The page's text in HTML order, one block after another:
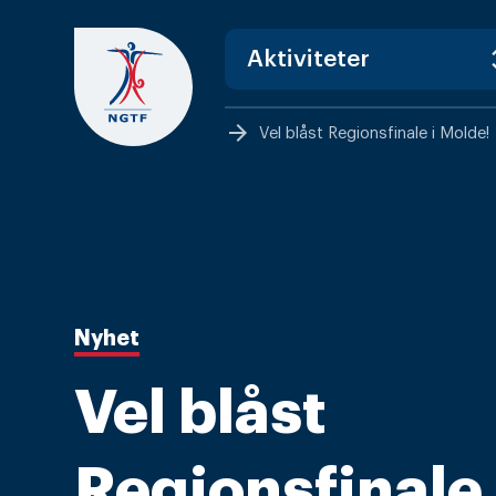
content
arrow_forward Vel blåst Regionsfinale i Molde!
Nyhet
Vel blåst